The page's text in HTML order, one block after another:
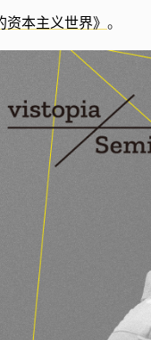
资本主义世界》 。